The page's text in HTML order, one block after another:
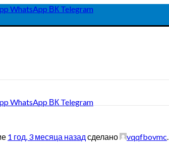
WhatsApp ВК Telegram
WhatsApp ВК Telegram
1 год, 3 месяца назад сделано vqqfbovmc.